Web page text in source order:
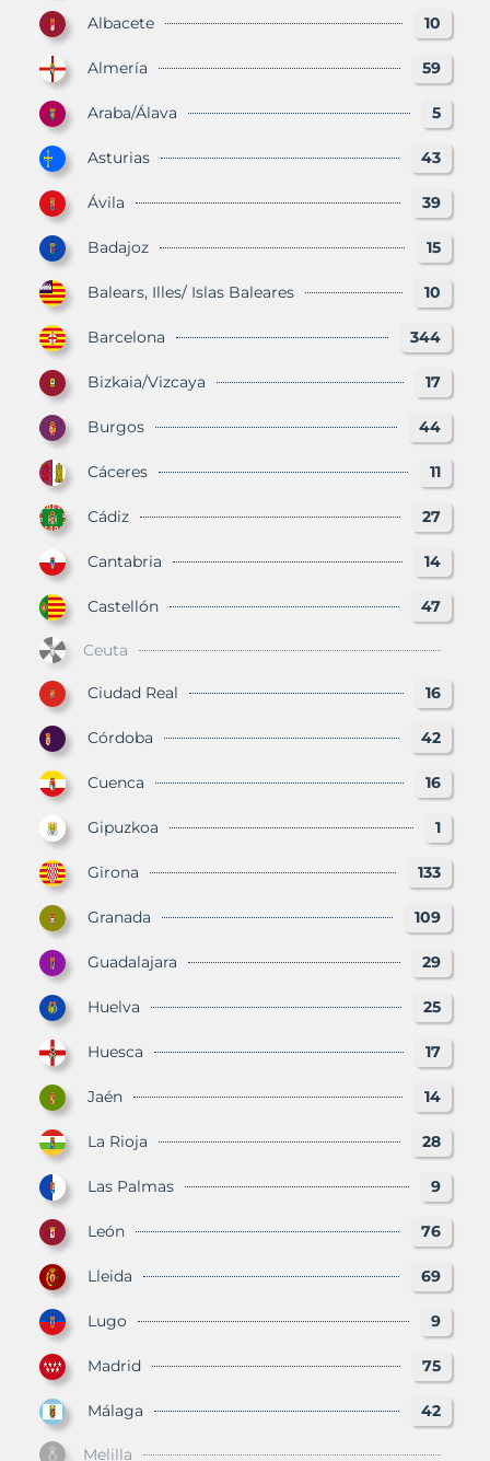
Albacete 10
Almería 59
Araba/Álava 5
Asturias 43
Ávila 39
Badajoz 15
Balears, Illes/ Islas Baleares 10
Barcelona 344
Bizkaia/Vizcaya 17
Burgos 44
Cáceres 11
Cádiz 27
Cantabria 14
Castellón 47
Ceuta
Ciudad Real 16
Córdoba 42
Cuenca 16
Gipuzkoa 1
Girona 133
Granada 109
Guadalajara 29
Huelva 25
Huesca 17
Jaén 14
La Rioja 28
Las Palmas 9
León 76
Lleida 69
Lugo 9
Madrid 75
Málaga 42
Melilla